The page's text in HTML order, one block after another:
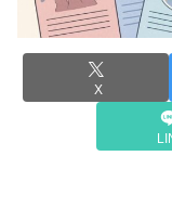
X